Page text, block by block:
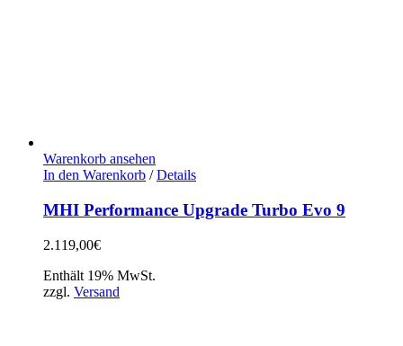
Warenkorb ansehen
In den Warenkorb / Details
MHI Performance Upgrade Turbo Evo 9
2.119,00€
Enthält 19% MwSt.
zzgl. Versand